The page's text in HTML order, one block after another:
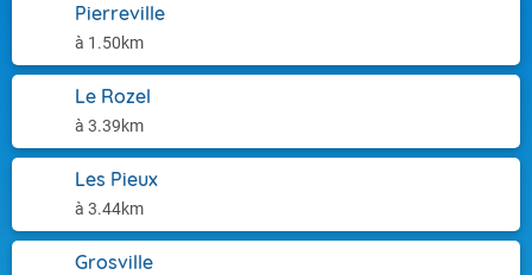
Pierreville
à 1.50km
Le Rozel
à 3.39km
Les Pieux
à 3.44km
Grosville